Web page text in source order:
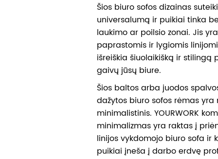
Šios biuro sofos dizainas
universalumą ir puikiai tinka
laukimo ar poilsio zonai. Jis
paprastomis ir lygiomis
išreiškia šiuolaikišką ir stilingą
gaivų jūsų biure.
Šios baltos arba juodos
dažytos biuro sofos rėmas yra
minimalistinis. YOURWORK
minimalizmas yra raktas į
linijos vykdomojo biuro sofa ir
puikiai įneša į darbo erdvę